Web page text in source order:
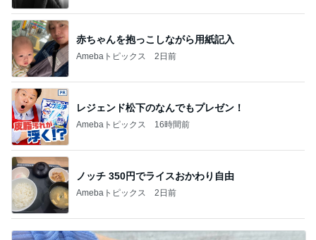
赤ちゃんを抱っこしながら用紙記入
Amebaトピックス 2日前
レジェンド松下のなんでもプレゼン！
Amebaトピックス 16時間前
ノッチ 350円でライスおかわり自由
Amebaトピックス 2日前